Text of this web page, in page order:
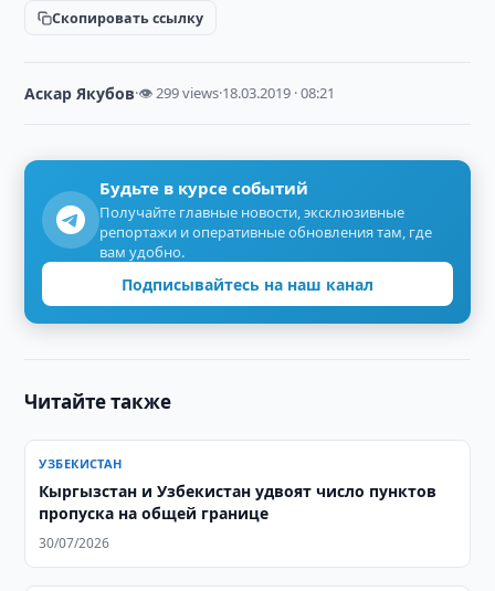
Скопировать ссылку
Аскар Якубов·👁 299 views·18.03.2019 · 08:21
Будьте в курсе событий
Получайте главные новости, эксклюзивные
репортажи и оперативные обновления там, где
вам удобно.
Подписывайтесь на наш канал
Читайте также
УЗБЕКИСТАН
Кыргызстан и Узбекистан удвоят число пунктов
пропуска на общей границе
30/07/2026